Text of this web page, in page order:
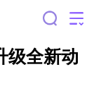
级全新动